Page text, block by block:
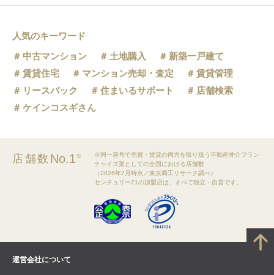
人気のキーワード
中古マンション
土地購入
新築一戸建て
賃貸住宅
マンション売却・査定
賃貸管理
リースバック
住まいるサポート
店舗検索
ケインコスギさん
店舗数 No.1※
※同一屋号で売買・賃貸の両方を取り扱う不動産仲介フラン
チャイズ業としての全国における店舗数
（2026年7月時点／東京商工リサーチ調べ）
センチュリー21の加盟店は、すべて独立・自営です。
運営会社について